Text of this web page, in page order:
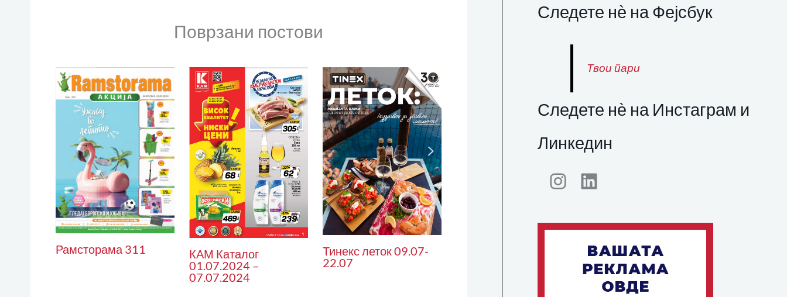
Поврзани постови
Рамсторама 311
КАМ Каталог
01.07.2024 –
07.07.2024
Тинекс леток 09.07-
22.07
Следете нѐ на Фејсбук
Твои пари
Следете нѐ на Инстаграм и
Линкедин